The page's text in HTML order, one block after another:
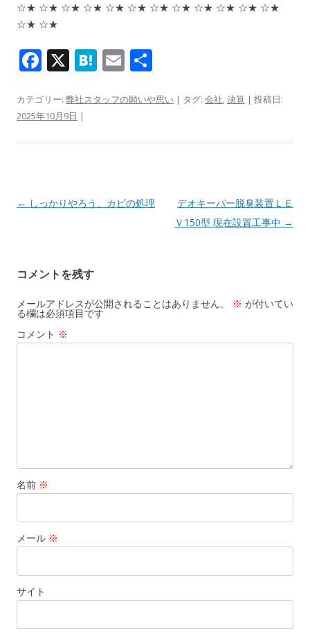
☆★ ☆★ ☆★ ☆★ ☆★ ☆★ ☆★ ☆★ ☆★ ☆★ ☆★ ☆★
☆★ ☆★
F
e
b
k
X H
e
E
ai
カテゴリー: 弊社スタッフの願いや思い | タグ: 会社,決算 | 投稿日:
2025年10月9日 |
投稿ナビゲーション
← しっかりやろう、カビの処理
デオキーパー脱臭装置ＬＥ
Ｖ150型 現在設置工事中 →
コメントを残す
メールアドレスが公開されることはありません。 ※ が付いてい
る欄は必須項目です
コメント ※
名前 ※
メール ※
サイト